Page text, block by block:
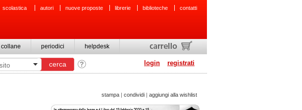
scolastica autori nuove proposte librerie biblioteche contatti
collane periodici helpdesk
login registrati
stampa | condividi | aggiungi alla wishlist